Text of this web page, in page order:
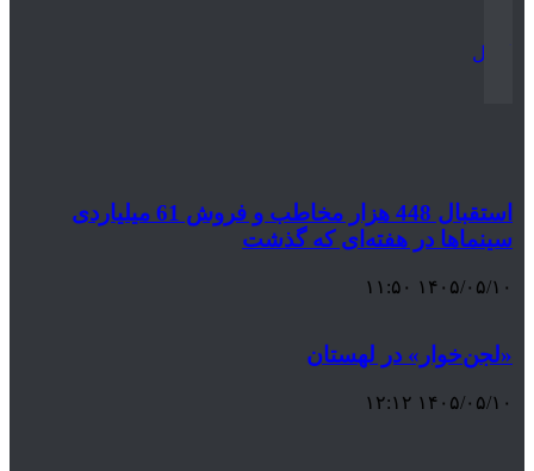
ایمیل
استقبال 448 هزار مخاطب و فروش 61 میلیاردی
سینماها در هفته‌ای که گذشت
۱۴۰۵/۰۵/۱۰ ۱۱:۵۰
«لجن‌خوار» در لهستان
۱۴۰۵/۰۵/۱۰ ۱۲:۱۲